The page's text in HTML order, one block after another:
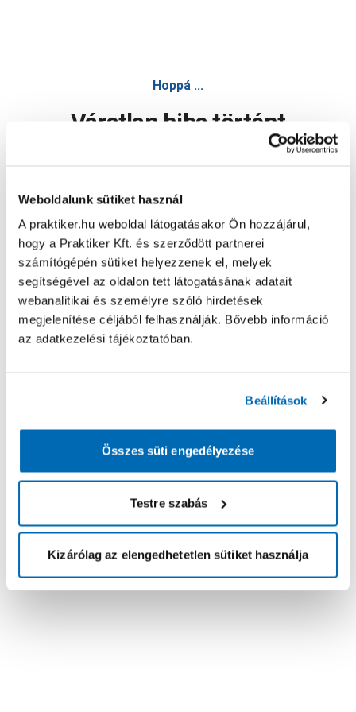
Weboldalunk sütiket használ
A praktiker.hu weboldal látogatásakor Ön hozzájárul,
hogy a Praktiker Kft. és szerződött partnerei
számítógépén sütiket helyezzenek el, melyek
segítségével az oldalon tett látogatásának adatait
webanalitikai és személyre szóló hirdetések
megjelenítése céljából felhasználják. Bővebb információ
az adatkezelési tájékoztatóban.
Beállítások
Összes süti engedélyezése
Testre szabás
Kizárólag az elengedhetetlen sütiket használja
Hoppá ...
Váratlan hiba történt
Oldal újratöltése